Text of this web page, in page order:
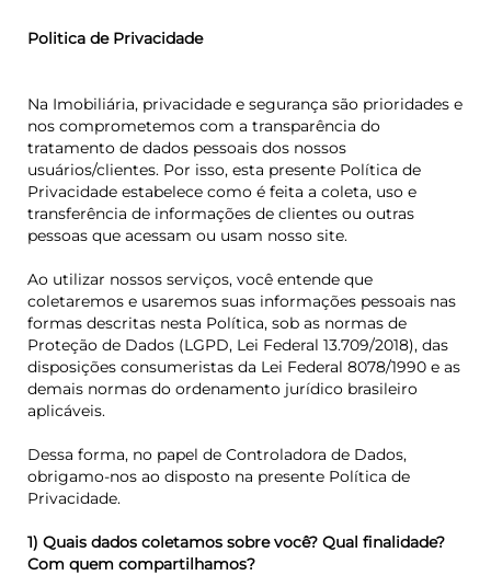
Politica de Privacidade
Na Imobiliária, privacidade e segurança são prioridades e
nos comprometemos com a transparência do
tratamento de dados pessoais dos nossos
usuários/clientes. Por isso, esta presente Política de
Privacidade estabelece como é feita a coleta, uso e
transferência de informações de clientes ou outras
pessoas que acessam ou usam nosso site.
Ao utilizar nossos serviços, você entende que
coletaremos e usaremos suas informações pessoais nas
formas descritas nesta Política, sob as normas de
Proteção de Dados (LGPD, Lei Federal 13.709/2018), das
disposições consumeristas da Lei Federal 8078/1990 e as
demais normas do ordenamento jurídico brasileiro
aplicáveis.
Dessa forma, no papel de Controladora de Dados,
obrigamo-nos ao disposto na presente Política de
Privacidade.
1) Quais dados coletamos sobre você? Qual finalidade?
Com quem compartilhamos?